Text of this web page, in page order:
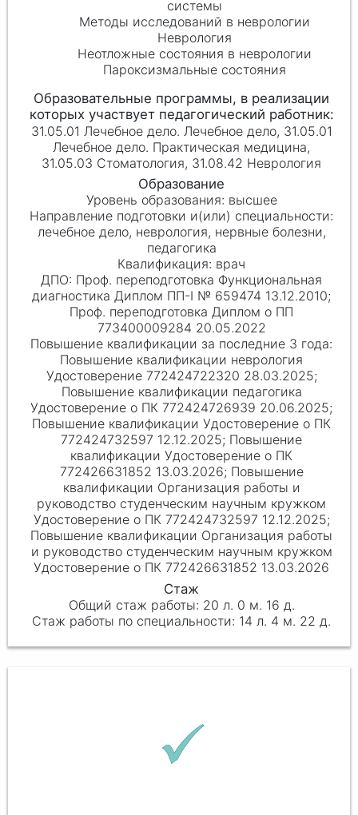
системы
Методы исследований в неврологии
Неврология
Неотложные состояния в неврологии
Пароксизмальные состояния
31.05.01 Лечебное дело. Лечебное дело, 31.05.01
Лечебное дело. Практическая медицина,
31.05.03 Стоматология, 31.08.42 Неврология
высшее
лечебное дело, неврология, нервные болезни,
педагогика
врач
Проф. переподготовка Функциональная
диагностика Диплом ПП-I № 659474 13.12.2010;
Проф. переподготовка Диплом о ПП
773400009284 20.05.2022
Повышение квалификации неврология
Удостоверение 772424722320 28.03.2025;
Повышение квалификации педагогика
Удостоверение о ПК 772424726939 20.06.2025;
Повышение квалификации Удостоверение о ПК
772424732597 12.12.2025; Повышение
квалификации Удостоверение о ПК
772426631852 13.03.2026; Повышение
квалификации Организация работы и
руководство студенческим научным кружком
Удостоверение о ПК 772424732597 12.12.2025;
Повышение квалификации Организация работы
и руководство студенческим научным кружком
Удостоверение о ПК 772426631852 13.03.2026
20 л. 0 м. 16 д.
14 л. 4 м. 22 д.